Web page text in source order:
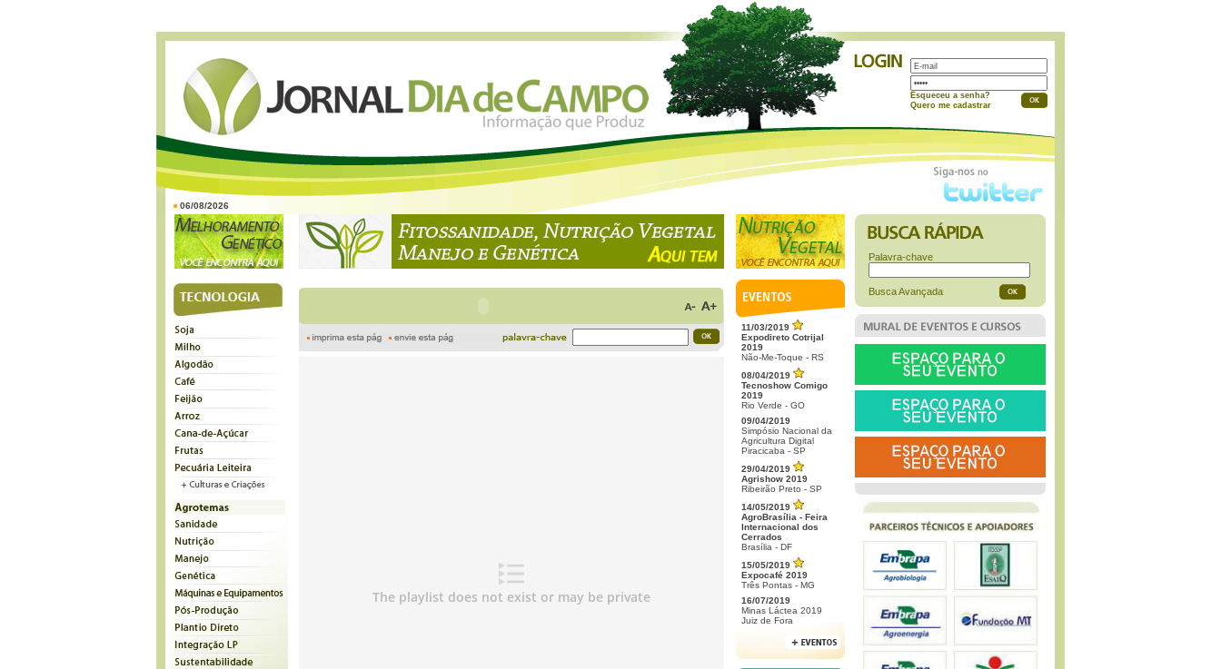
Esqueceu a senha?
Quero me cadastrar
06/08/2026
11/03/2019
Expodireto Cotrijal
2019
Não-Me-Toque - RS
08/04/2019
Tecnoshow Comigo
2019
Rio Verde - GO
09/04/2019
Simpósio Nacional da
Agricultura Digital
Piracicaba - SP
29/04/2019
Agrishow 2019
Ribeirão Preto - SP
14/05/2019
AgroBrasília - Feira
Internacional dos
Cerrados
Brasília - DF
15/05/2019
Expocafé 2019
Três Pontas - MG
16/07/2019
Minas Láctea 2019
Juiz de Fora
Palavra-chave
Busca Avançada